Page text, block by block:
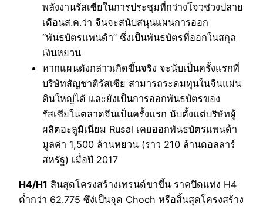
พลังงานรัสเซียในการประชุมที่กว่างโจวช่วงปลาย
เดือนส.ค.ว่า จีนจะสนับสนุนแผนการออก
“พันธบัตรแพนด้า” ซึ่งเป็นพันธบัตรที่ออกในสกุล
เงินหยวน
หากแผนดังกล่าวเกิดขึ้นจริง จะนับเป็นครั้งแรกที่
บริษัทสัญชาติรัสเซีย สามารถระดมทุนในจีนแผ่น
ดินใหญ่ได้ และยังเป็นการออกพันธบัตรของ
รัสเซียในตลาดจีนเป็นครั้งแรก นับตั้งแต่บริษัทผู้
ผลิตอะลูมิเนียม Rusal เคยออกพันธบัตรแพนด้า
มูลค่า 1,500 ล้านหยวน (ราว 210 ล้านดอลลาร์
สหรัฐ) เมื่อปี 2017
H4/H1 สินสุดโครงสร้างเทรนด์ขาขึ้น ราคปิดแท่ง H4
ต่ำกว่า 62.775 ซึง่เป็นจุด Choch หรือสิ้นสุดโครงสร้าง